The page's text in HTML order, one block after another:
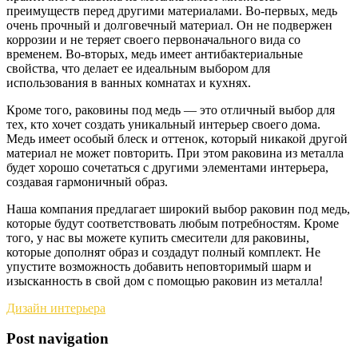
преимуществ перед другими материалами. Во-первых, медь
очень прочный и долговечный материал. Он не подвержен
коррозии и не теряет своего первоначального вида со
временем. Во-вторых, медь имеет антибактериальные
свойства, что делает ее идеальным выбором для
использования в ванных комнатах и кухнях.
Кроме того, раковины под медь — это отличный выбор для
тех, кто хочет создать уникальный интерьер своего дома.
Медь имеет особый блеск и оттенок, который никакой другой
материал не может повторить. При этом раковина из металла
будет хорошо сочетаться с другими элементами интерьера,
создавая гармоничный образ.
Наша компания предлагает широкий выбор раковин под медь,
которые будут соответствовать любым потребностям. Кроме
того, у нас вы можете купить смесители для раковины,
которые дополнят образ и создадут полный комплект. Не
упустите возможность добавить неповторимый шарм и
изысканность в свой дом с помощью раковин из металла!
Дизайн интерьера
Post navigation